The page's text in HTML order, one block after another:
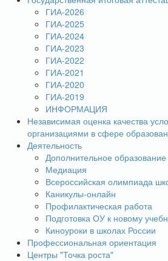
ГИА-2026
ГИА-2025
ГИА-2024
ГИА-2023
ГИА-2022
ГИА-2021
ГИА-2020
ГИА-2019
ИНФОРМАЦИЯ
Независимая оценка качества
организациями в сфере
Деятельность
Дополнительное образование
Медиация
Всероссийская олимпиада
Каникулы-онлайн
Профилактическая работа
Подготовка ОУ к новому
Киноуроки в школах России
Профессиональная ориентация
Центры "Точка роста"